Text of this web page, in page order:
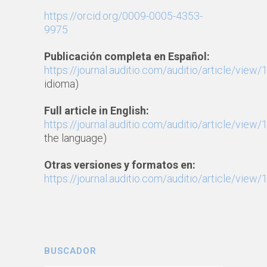
https://orcid.org/0009-0005-4353-
9975
Publicación completa en Español:
https://journal.auditio.com/auditio/article/view/
idioma)
Full article in English:
https://journal.auditio.com/auditio/article/view/
the language)
Otras versiones y formatos en:
https://journal.auditio.com/auditio/article/view/
BUSCADOR